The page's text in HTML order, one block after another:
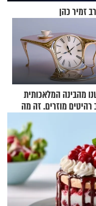
מהבינה המלאכותית
רהיטים מוזרים. זה מה